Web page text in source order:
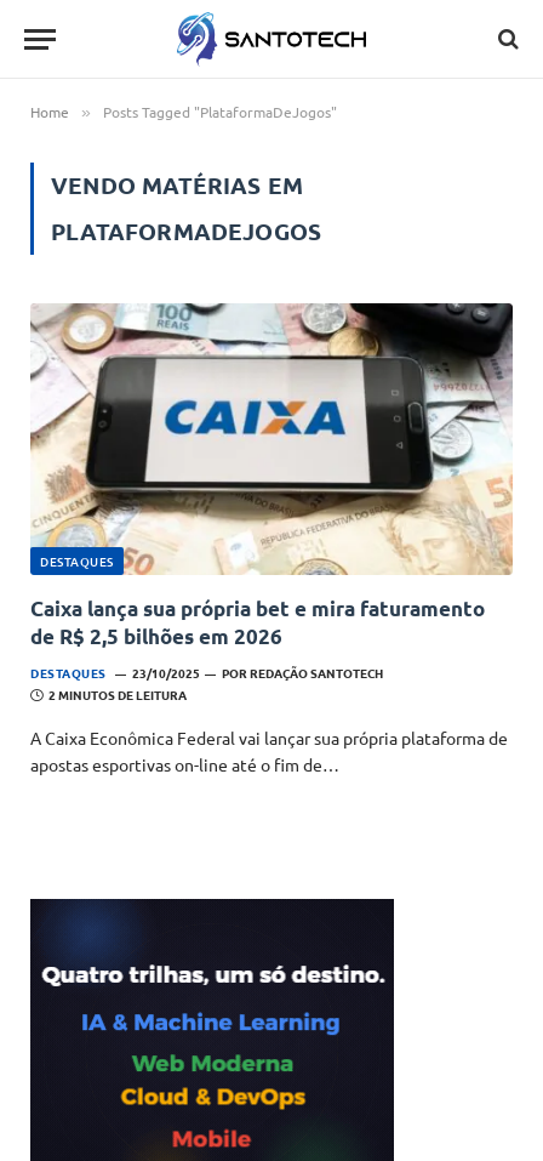
Home » Posts Tagged "PlataformaDeJogos"
VENDO MATÉRIAS EM
PLATAFORMADEJOGOS
DESTAQUES
Caixa lança sua própria bet e mira faturamento
de R$ 2,5 bilhões em 2026
DESTAQUES 23/10/2025 POR REDAÇÃO SANTOTECH
2 MINUTOS DE LEITURA
A Caixa Econômica Federal vai lançar sua própria plataforma de
apostas esportivas on-line até o fim de…